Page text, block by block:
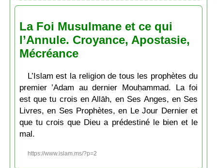
La Foi Musulmane et ce qui
l’Annule. Croyance, Apostasie,
Mécréance
L’Islam est la religion de tous les prophètes du
premier ’Adam au dernier Mouḥammad. La foi
est que tu crois en Allāh, en Ses Anges, en Ses
Livres, en Ses Prophètes, en Le Jour Dernier et
que tu crois que Dieu a prédestiné le bien et le
mal.
https://www.islam.ms/?p=2